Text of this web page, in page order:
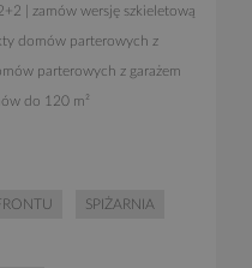
zamów wersję szkieletową
domów parterowych z
parterowych z garażem
do 120 m²
SPIŻARNIA